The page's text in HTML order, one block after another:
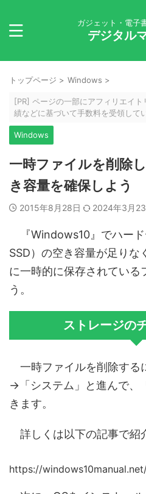
ガジェット・電子
デジタル
トップページ > Windows >
[PR] ページの一部にアフィリエイ
績などに基づいて手数料を受領して
Windows
一時ファイルを削除
き容量を確保しよう
2015年8月28日 2024年3月
『Windows10』でハード
SSD）の空き容量が足りな
に一時的に保存されている
う。
ストレージの
一時ファイルを削除する
→「システム」と進んで、
きます。
詳しくは以下の記事で紹
https://